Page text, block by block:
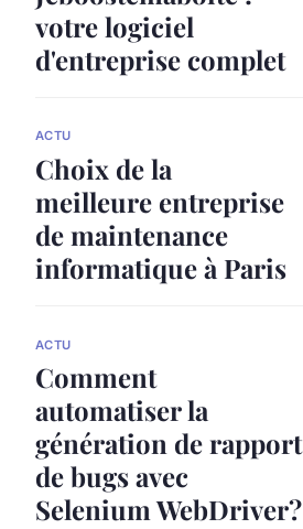
votre logiciel
d'entreprise complet
ACTU
Choix de la
meilleure entreprise
de maintenance
informatique à Paris
ACTU
Comment
automatiser la
génération de rapport
de bugs avec
Selenium WebDriver?